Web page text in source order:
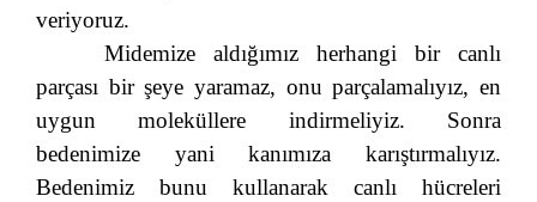
veriyoruz.
Midemize aldığımız herhangi bir canlı
parçası bir şeye yaramaz, onu parçalamalıyız, en
uygun moleküllere indirmeliyiz. Sonra
bedenimize yani kanımıza karıştırmalıyız.
Bedenimiz bunu kullanarak canlı hücreleri